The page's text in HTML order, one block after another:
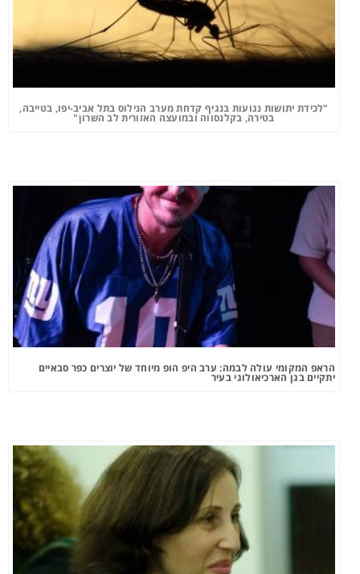
"לכידת יתושות נגועות בנגיף קדחת מערב הנילוס בתל אביב-יפו, בטייבה,
בטירה, בקלנסווה ובמועצה האזורית לב השרון"
הראפ המקומי עולה לבמה: ערב היפ הופ מיוחד של יוצרים כפר סבאיים
יתקיים בגן הארכיאולוגי בעיר